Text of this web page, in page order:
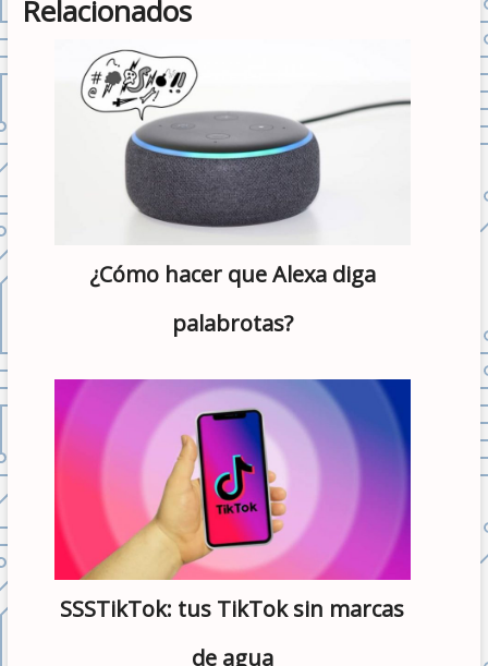
Relacionados
¿Cómo hacer que Alexa diga
palabrotas?
SSSTikTok: tus TikTok sin marcas
de agua